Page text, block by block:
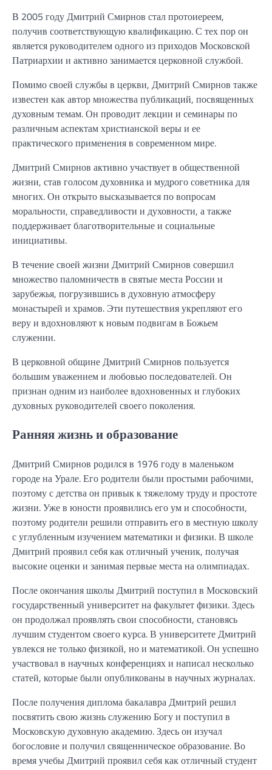
В 2005 году Дмитрий Смирнов стал протоиереем,
получив соответствующую квалификацию. С тех пор он
является руководителем одного из приходов Московской
Патриархии и активно занимается церковной службой.
Помимо своей службы в церкви, Дмитрий Смирнов также
известен как автор множества публикаций, посвященных
духовным темам. Он проводит лекции и семинары по
различным аспектам христианской веры и ее
практического применения в современном мире.
Дмитрий Смирнов активно участвует в общественной
жизни, став голосом духовника и мудрого советника для
многих. Он открыто высказывается по вопросам
моральности, справедливости и духовности, а также
поддерживает благотворительные и социальные
инициативы.
В течение своей жизни Дмитрий Смирнов совершил
множество паломничеств в святые места России и
зарубежья, погрузившись в духовную атмосферу
монастырей и храмов. Эти путешествия укрепляют его
веру и вдохновляют к новым подвигам в Божьем
служении.
В церковной общине Дмитрий Смирнов пользуется
большим уважением и любовью последователей. Он
признан одним из наиболее вдохновенных и глубоких
духовных руководителей своего поколения.
Ранняя жизнь и образование
Дмитрий Смирнов родился в 1976 году в маленьком
городе на Урале. Его родители были простыми рабочими,
поэтому с детства он привык к тяжелому труду и простоте
жизни. Уже в юности проявились его ум и способности,
поэтому родители решили отправить его в местную школу
с углубленным изучением математики и физики. В школе
Дмитрий проявил себя как отличный ученик, получая
высокие оценки и занимая первые места на олимпиадах.
После окончания школы Дмитрий поступил в Московский
государственный университет на факультет физики. Здесь
он продолжал проявлять свои способности, становясь
лучшим студентом своего курса. В университете Дмитрий
увлекся не только физикой, но и математикой. Он успешно
участвовал в научных конференциях и написал несколько
статей, которые были опубликованы в научных журналах.
После получения диплома бакалавра Дмитрий решил
посвятить свою жизнь служению Богу и поступил в
Московскую духовную академию. Здесь он изучал
богословие и получил священническое образование. Во
время учебы Дмитрий проявил себя как отличный студент